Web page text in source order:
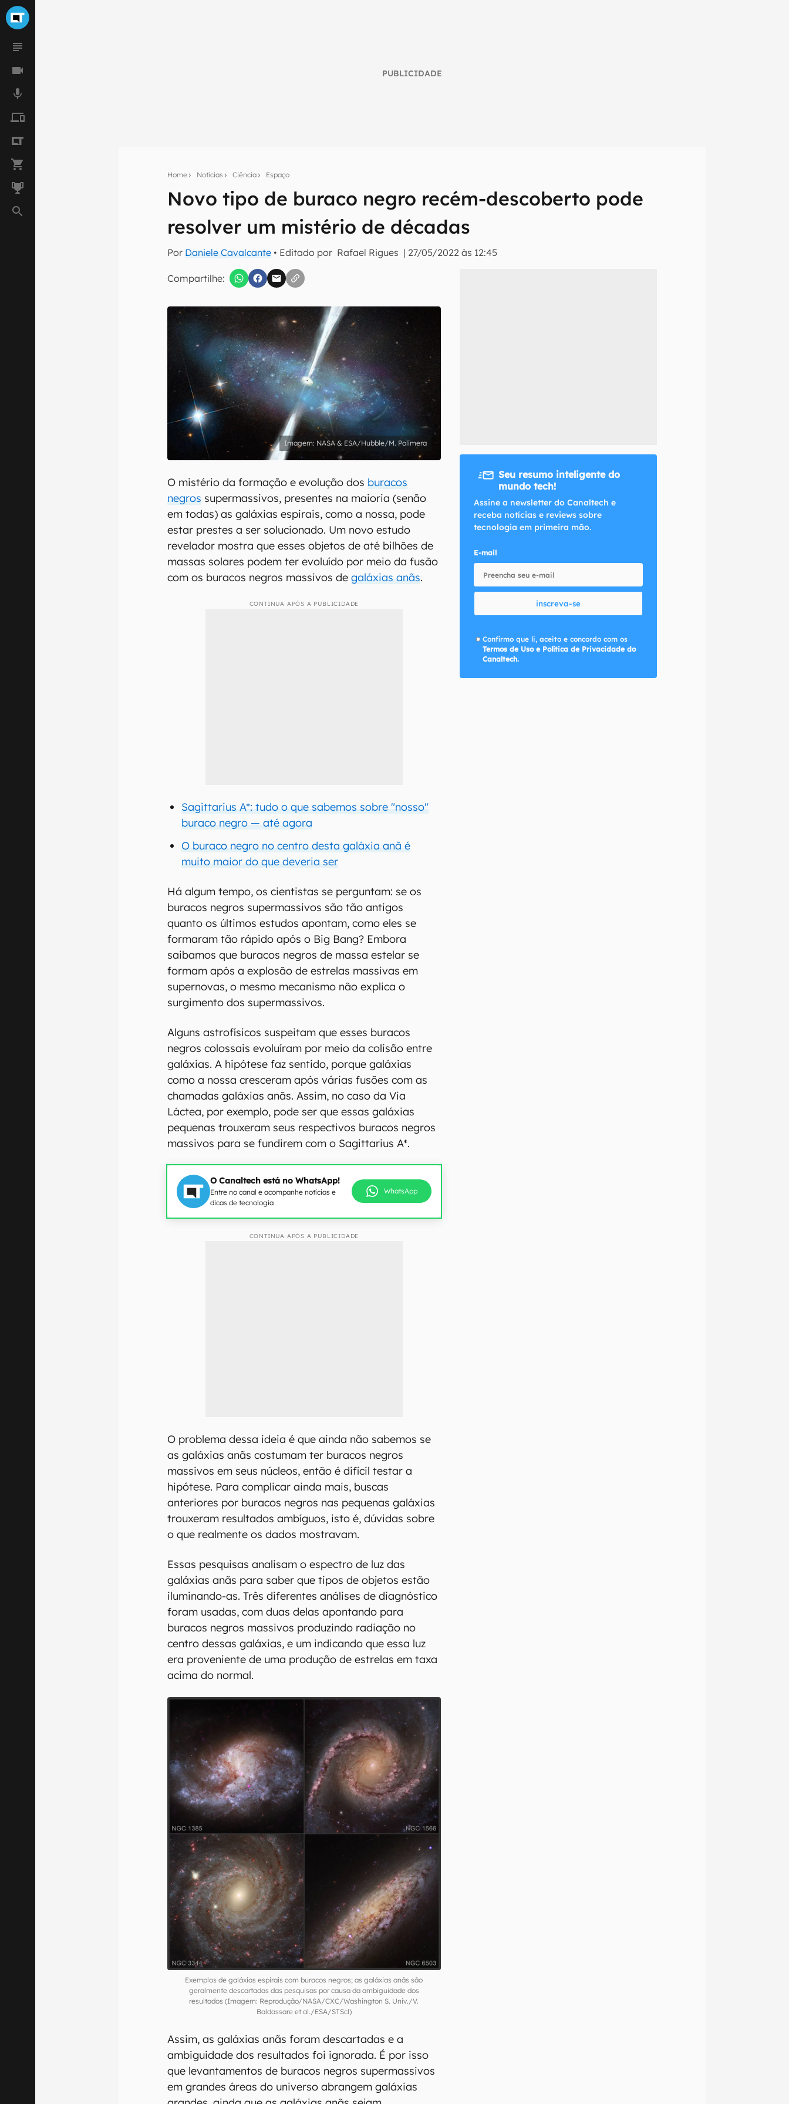
PUBLICIDADE
Home Notícias Ciência Espaço
Novo tipo de buraco negro recém-descoberto pode
resolver um mistério de décadas
Por Daniele Cavalcante • Editado por Rafael Rigues | 27/05/2022 às 12:45
Compartilhe:
Seu resumo inteligente do mundo tech!
Assine a newsletter do Canaltech e receba notícias e reviews sobre tecnologia em primeira
Confirmo que li, aceito e concordo com os Termos de Uso e Política de Privacidade do Canaltech.
NASA & ESA/Hubble/M. Polimera
O mistério da formação e evolução dos buracos
negros supermassivos, presentes na maioria (senão
em todas) as galáxias espirais, como a nossa, pode
estar prestes a ser solucionado. Um novo estudo
revelador mostra que esses objetos de até bilhões de
massas solares podem ter evoluído por meio da fusão
com os buracos negros massivos degaláxias anãs.
CONTINUA APÓS A PUBLICIDADE
Sagittarius A*: tudo o que sabemos sobre "nosso"
buraco negro — até agora
O buraco negro no centro desta galáxia anã é
muito maior do que deveria ser
Há algum tempo, os cientistas se perguntam: se os
buracos negros supermassivos são tão antigos
quanto os últimos estudos apontam, como eles se
formaram tão rápido após o Big Bang? Embora
saibamos que buracos negros de massa estelar se
formam após a explosão de estrelas massivas em
supernovas, o mesmo mecanismo não explica o
surgimento dos supermassivos.
Alguns astrofísicos suspeitam que esses buracos
negros colossais evoluíram por meio da colisão entre
galáxias. A hipótese faz sentido, porque galáxias
como a nossa cresceram após várias fusões com as
chamadas galáxias anãs. Assim, no caso da Via
Láctea, por exemplo, pode ser que essas galáxias
pequenas trouxeram seus respectivos buracos negros
massivos para se fundirem com o Sagittarius A*.
O Canaltech está no WhatsApp!
Entre no canal e acompanhe notícias e
dicas de tecnologia
WhatsApp
CONTINUA APÓS A PUBLICIDADE
O problema dessa ideia é que ainda não sabemos se
as galáxias anãs costumam ter buracos negros
massivos em seus núcleos, então é difícil testar a
hipótese. Para complicar ainda mais, buscas
anteriores por buracos negros nas pequenas galáxias
trouxeram resultados ambíguos, isto é, dúvidas sobre
o que realmente os dados mostravam.
Essas pesquisas analisam o espectro de luz das
galáxias anãs para saber que tipos de objetos estão
iluminando-as. Três diferentes análises de diagnóstico
foram usadas, com duas delas apontando para
buracos negros massivos produzindo radiação no
centro dessas galáxias, e um indicando que essa luz
era proveniente de uma produção de estrelas em taxa
acima do normal.
Exemplos de galáxias espirais com buracos negros; as galáxias anãs são
geralmente descartadas das pesquisas por causa da ambiguidade dos
resultados (Imagem: Reprodução/NASA/CXC/Washington S. Univ./V.
Baldassare et al./ESA/STScl)
Assim, as galáxias anãs foram descartadas e a
ambiguidade dos resultados foi ignorada. É por isso
que levantamentos de buracos negros supermassivos
em grandes áreas do universo abrangem galáxias
Seu resumo inteligente do
mundo tech!
Assine a newsletter do Canaltech e
receba notícias e reviews sobre
tecnologia em primeira mão.
E-mail
inscreva-se
Confirmo que li, aceito e concordo com os
Termos de Uso e Política de Privacidade do
Canaltech.